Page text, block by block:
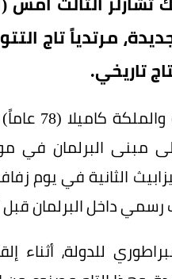
تاريخي.
وأضفى
مبنى البرلمان
داخل البرلمان قبل
للدولة،